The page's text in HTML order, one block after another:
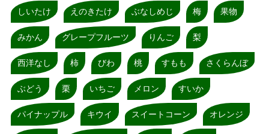
しいたけ えのきたけ ぶなしめじ 梅 果物
みかん グレープフルーツ りんご 梨
西洋なし 柿 びわ 桃 すもも さくらんぼ
ぶどう 栗 いちご メロン すいか
パイナップル キウイ スイートコーン オレンジ